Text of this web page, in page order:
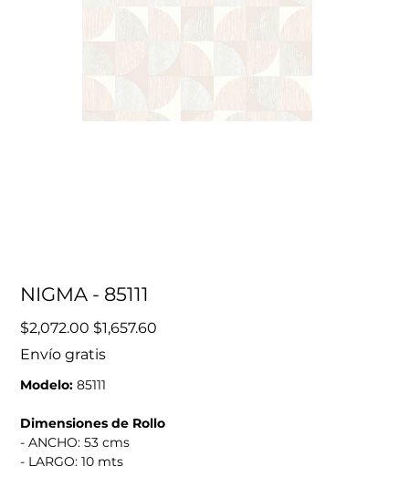
NIGMA - 85111
Precio
original
$2,072.00 Precio
de
$1,657.60
Envío gratis
Modelo:85111
Dimensiones de Rollo
- ANCHO: 53 cms
- LARGO: 10 mts